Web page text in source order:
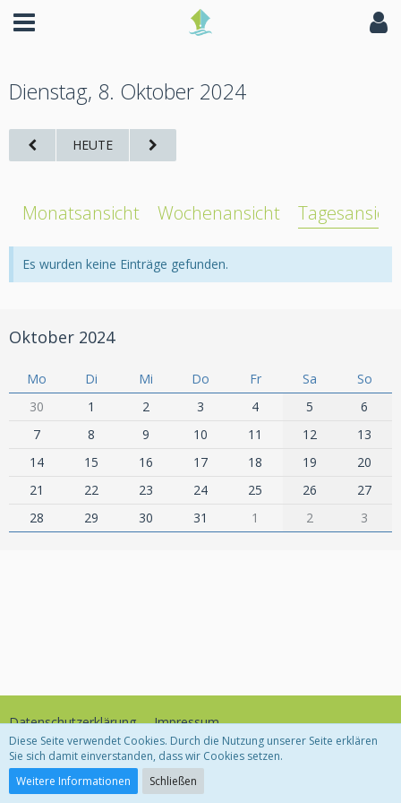
Dienstag, 8. Oktober 2024
HEUTE
Monatsansicht Wochenansicht Tagesansicht
Es wurden keine Einträge gefunden.
Oktober 2024
Mo Di Mi Do Fr Sa
So
30
1 2 3 4 5
6
7
8 9 10 11 12
13
14
15 16 17 18 19
20
21
22 23 24 25 26
27
28
29 30 31 1 2 3
Datenschutzerklärung Impressum
Community-Software:
Diese Seite verwendet Cookies. Durch die Nutzung unserer Seite erklären
Sie sich damit einverstanden, dass wir Cookies setzen.
Weitere Informationen
Schließen